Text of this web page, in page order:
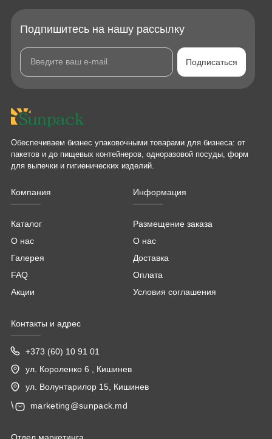
Подпишитесь на нашу рассылку
Подписаться
Обеспечиваем бизнес упаковочными товарами для бизнеса: от
пакетов и до пищевых контейнеров, одноразовой посуды, форм
для выпечки и гигиенических изделий.
Компания
Каталог
О нас
Галерея
FAQ
Акции
Информация
Размещение заказа
О нас
Доставка
Оплата
Условия соглашения
Контакты и адрес
+373 (60) 10 91 01
ул. Короленко 6 , Кишинев
ул. Волунтарилор 15, Кишинев
\ marketing@sunpack.md